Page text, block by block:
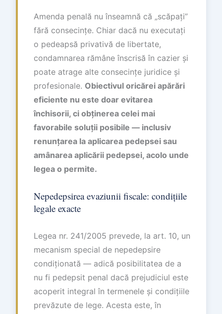
Amenda penală nu înseamnă că „scăpați”
fără consecințe. Chiar dacă nu executați
o pedeapsă privativă de libertate,
condamnarea rămâne înscrisă în cazier și
poate atrage alte consecințe juridice și
profesionale. Obiectivul oricărei apărări
eficiente nu este doar evitarea
închisorii, ci obținerea celei mai
favorabile soluții posibile — inclusiv
renunțarea la aplicarea pedepsei sau
amânarea aplicării pedepsei, acolo unde
legea o permite.
Nepedepsirea evaziunii fiscale: condițiile
legale exacte
Legea nr. 241/2005 prevede, la art. 10, un
mecanism special de nepedepsire
condiționată — adică posibilitatea de a
nu fi pedepsit penal dacă prejudiciul este
acoperit integral în termenele și condițiile
prevăzute de lege. Acesta este, în